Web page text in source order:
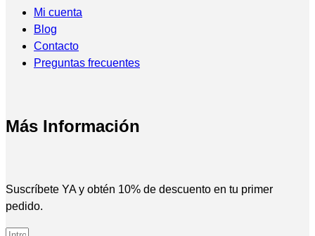
Mi cuenta
Blog
Contacto
Preguntas frecuentes
Más Información
Suscríbete YA y obtén 10% de descuento en tu primer
pedido.